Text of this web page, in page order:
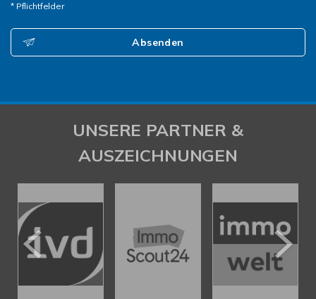
* Pflichtfelder
Absenden
UNSERE PARTNER &
AUSZEICHNUNGEN